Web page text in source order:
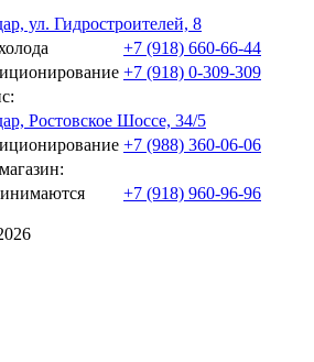
ул. Гидростроителей, 8
+7 (918) 660-66-44
+7 (918) 0-309-309
Ростовское Шоссе, 34/5
+7 (988) 360-06-06
+7 (918) 960-96-96